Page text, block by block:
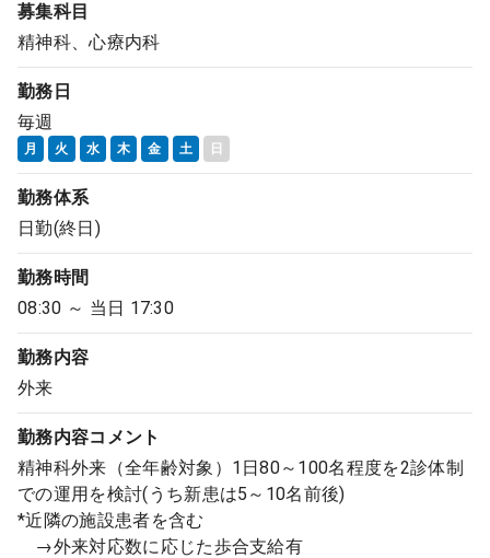
募集科目
精神科、心療内科
勤務日
毎週
月 火 水 木 金 土 日
勤務体系
日勤(終日)
勤務時間
08:30 ～ 当日 17:30
勤務内容
外来
勤務内容コメント
精神科外来（全年齢対象）1日80～100名程度を2診体制
での運用を検討(うち新患は5～10名前後)
*近隣の施設患者を含む
→外来対応数に応じた歩合支給有